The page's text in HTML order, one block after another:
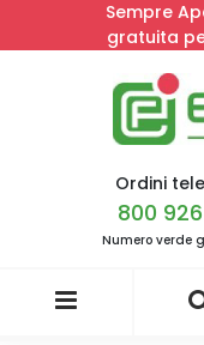
Sempre
gratuita
Ordini
800
Numero verde